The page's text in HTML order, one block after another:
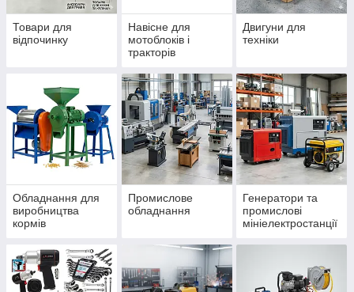
Товари для
відпочинку
Навісне для
мотоблоків і
тракторів
Двигуни для
техніки
Обладнання для
виробництва
кормів
Промислове
обладнання
Генератори та
промислові
мініелектростанції